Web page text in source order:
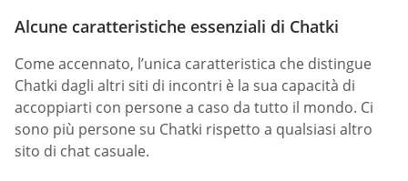
Alcune caratteristiche essenziali di Chatki
Come accennato, l’unica caratteristica che distingue
Chatki dagli altri siti di incontri è la sua capacità di
accoppiarti con persone a caso da tutto il mondo. Ci
sono più persone su Chatki rispetto a qualsiasi altro
sito di chat casuale.